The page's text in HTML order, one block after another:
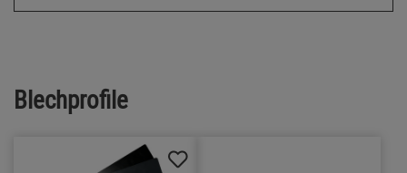
Blechprofile